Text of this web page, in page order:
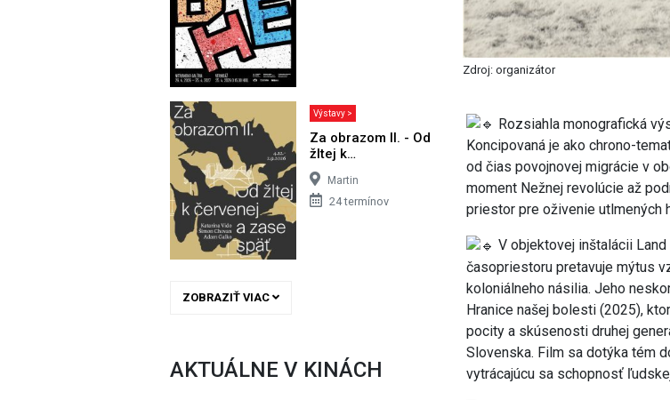
Výstavy >
Za obrazom II. - Od
žltej k…
Martin
24 termínov
ZOBRAZIŤ VIAC
AKTUÁLNE V KINÁCH
Zdroj: organizátor
Rozsiahla monografická
Koncipovaná je ako chrono-
od čias povojnovej migrácie v
moment Nežnej revolúcie až
priestor pre oživenie utlmených
V objektovej inštalácii
časopriestoru pretavuje mýtus
koloniálneho násilia. Jeho
Hranice našej bolesti (2025),
pocity a skúsenosti druhej
Slovenska. Film sa dotýka tém
vytrácajúcu sa schopnosť